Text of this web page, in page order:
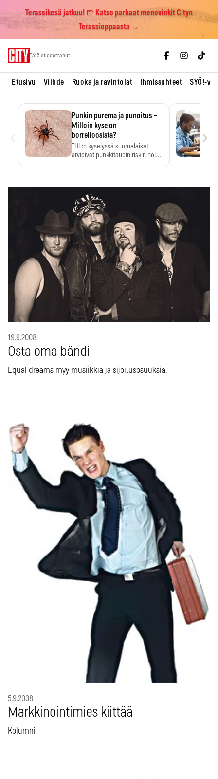
Terassikesä jatkuu! 🍺 Katso parhaat menovinkit Cityn
Terassioppaasta →
Tätä et odottanut
Etusivu Viihde Ruoka ja ravintolat Ihmissuhteet SYÖ!-
Punkin purema ja punoitus –
Milloin kyse on
borrelioosista?
THL:n kyselyssä suomalaiset
arvioivat punkkitaudin riskin noin
›
19.9.2008
Osta oma bändi
Equal dreams myy musiikkia ja sijoitusosuuksia.
5.9.2008
Markkinointimies kiittää
Kolumni